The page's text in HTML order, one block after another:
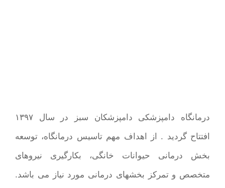
درمانگاه دامپزشکی دامپزشکان سبز در سال ۱۳۹۷
افتتاح گردید . از اهداف مهم تاسیس درمانگاه، توسعه
بخش درمانی حیوانات خانگی، بکارگیری نیروهای
متخصص و تمرکز بخشهای درمانی مورد نیاز می باشد.